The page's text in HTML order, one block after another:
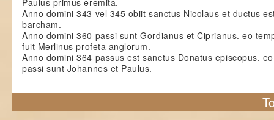
Paulus primus eremita.
Anno domini 343 vel 345 obiit sanctus Nicolaus et ductus
barcham.
Anno domini 360 passi sunt Gordianus et Ciprianus. eo
fuit Merlinus profeta anglorum.
Anno domini 364 passus est sanctus Donatus episcopus.
passi sunt Johannes et Paulus.